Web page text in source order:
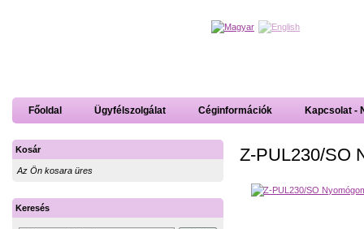
Főoldal Ügyfélszolgálat Céginformációk Kapcsolat -
Z-PUL230/SO
Kosár
Az Ön kosara üres
Keresés